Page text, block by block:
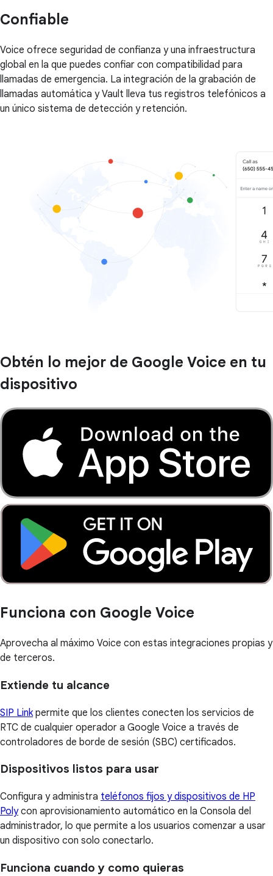
Confiable
Voice ofrece seguridad de confianza y una infraestructura
global en la que puedes confiar con compatibilidad para
llamadas de emergencia. La integración de la grabación de
llamadas automática y Vault lleva tus registros telefónicos a
un único sistema de detección y retención.
Obtén lo mejor de Google Voice en tu
dispositivo
Funciona con Google Voice
Aprovecha al máximo Voice con estas integraciones propias y
de terceros.
Extiende tu alcance
SIP Linkpermite que los clientes conecten los servicios de
RTC de cualquier operador a Google Voice a través de
controladores de borde de sesión (SBC) certificados.
Dispositivos listos para usar
Configura y administra teléfonos fijos y dispositivos de HP
Polycon aprovisionamiento automático en la Consola del
administrador, lo que permite a los usuarios comenzar a usar
un dispositivo con solo conectarlo.
Funciona cuando y como quieras